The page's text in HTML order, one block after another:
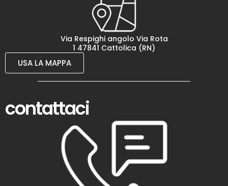
Via Respighi angolo Via Rota
1 47841 Cattolica (RN)
USA LA MAPPA
contattaci